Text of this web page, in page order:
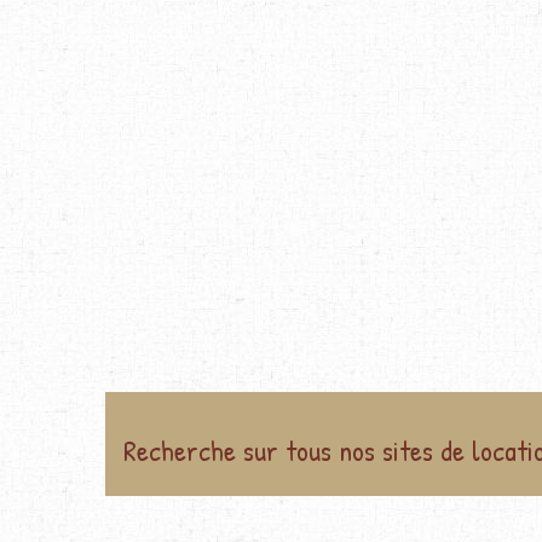
Recherche sur tous nos sites de